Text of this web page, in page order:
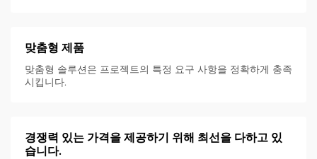
맞춤형 제품
맞춤형 솔루션은 프로젝트의 특정 요구 사항을 정확하게 충족
시킵니다.
경쟁력 있는 가격을 제공하기 위해 최선을 다하고 있
습니다.